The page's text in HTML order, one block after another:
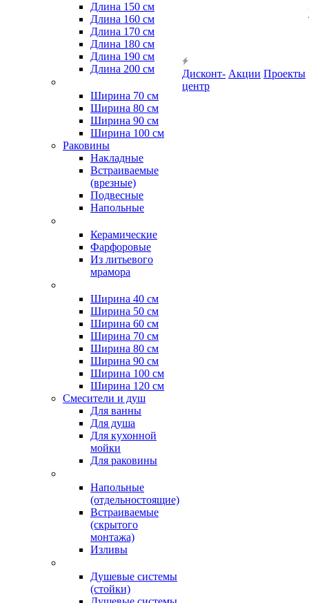
Длина 150 см
Длина 160 см
Длина 170 см
Длина 180 см
Длина 190 см
Длина 200 см
Ширина 70 см
Ширина 80 см
Ширина 90 см
Ширина 100 см
Раковины
Накладные
Встраиваемые
(врезные)
Подвесные
Напольные
Керамические
Фарфоровые
Из литьевого
мрамора
Ширина 40 см
Ширина 50 см
Ширина 60 см
Ширина 70 см
Ширина 80 см
Ширина 90 см
Ширина 100 см
Ширина 120 см
Смесители и душ
Для ванны
Для душа
Для кухонной
мойки
Для раковины
Напольные
(отдельностоящие)
Встраиваемые
(скрытого
монтажа)
Изливы
Душевые системы
(стойки)
Дисконт-
центр
Акции Проекты